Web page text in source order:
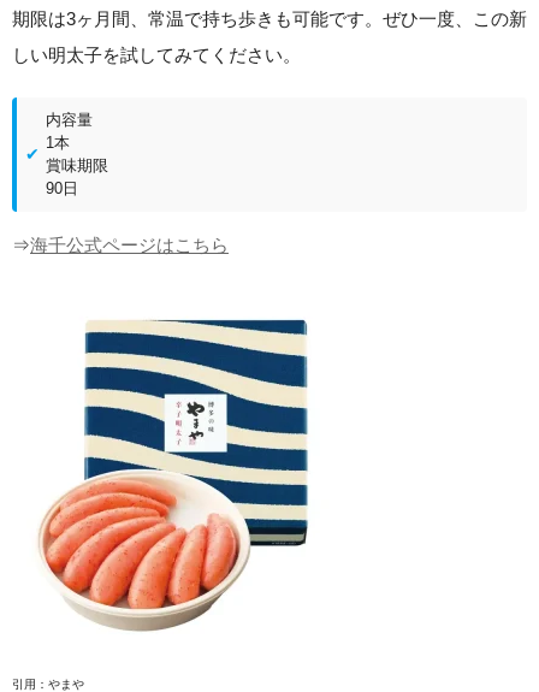
期限は3ヶ月間、常温で持ち歩きも可能です。ぜひ一度、この新
しい明太子を試してみてください。
内容量
1本
賞味期限
90日
⇒海千公式ページはこちら
引用：やまや